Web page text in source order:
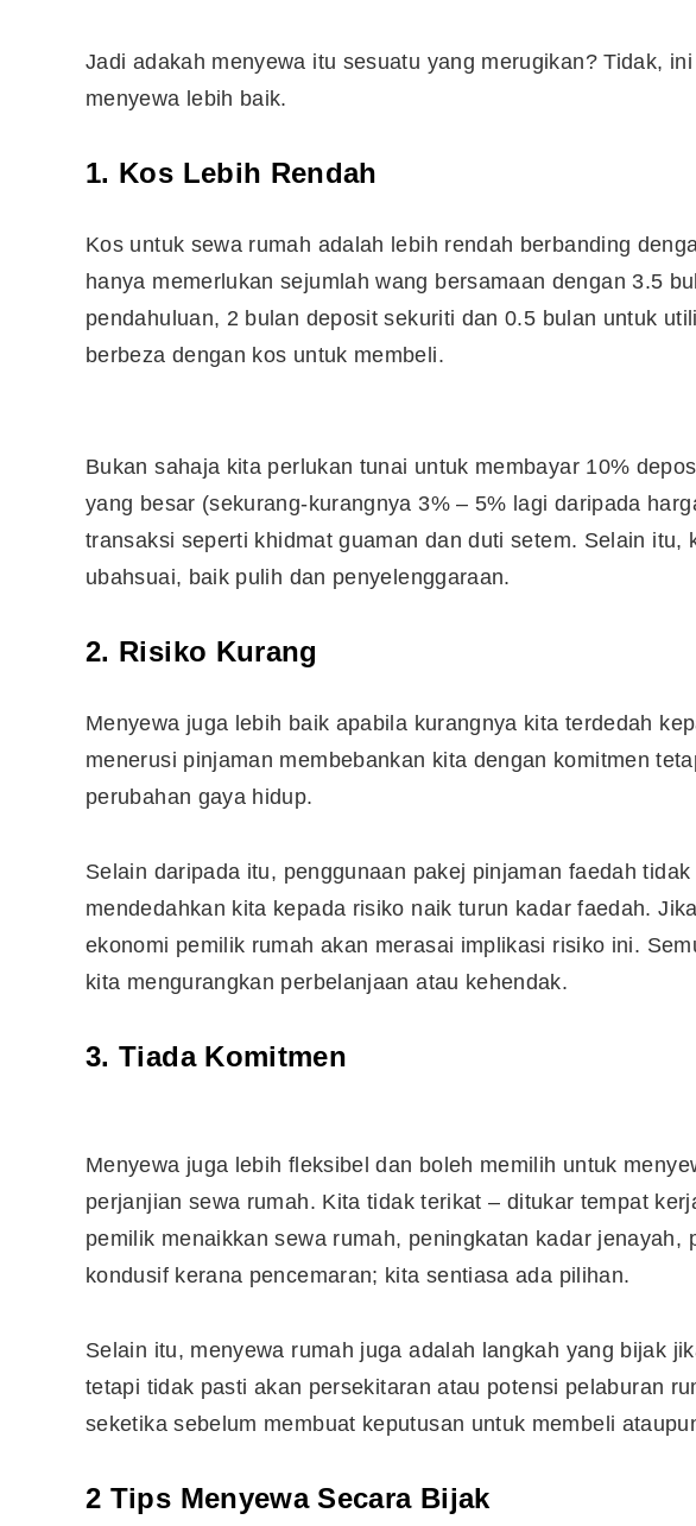
Jadi adakah menyewa itu sesuatu yang merugikan? Tidak,
menyewa lebih baik.
1. Kos Lebih Rendah
Kos untuk sewa rumah adalah lebih rendah berbanding
hanya memerlukan sejumlah wang bersamaan dengan 3.5
pendahuluan, 2 bulan deposit sekuriti dan 0.5 bulan untuk
berbeza dengan kos untuk membeli.
Bukan sahaja kita perlukan tunai untuk membayar 10%
yang besar (sekurang-kurangnya 3% – 5% lagi daripada
transaksi seperti khidmat guaman dan duti setem. Selain itu,
ubahsuai, baik pulih dan penyelenggaraan.
2. Risiko Kurang
Menyewa juga lebih baik apabila kurangnya kita terdedah
menerusi pinjaman membebankan kita dengan komitmen
perubahan gaya hidup.
Selain daripada itu, penggunaan pakej pinjaman faedah
mendedahkan kita kepada risiko naik turun kadar faedah.
ekonomi pemilik rumah akan merasai implikasi risiko ini.
kita mengurangkan perbelanjaan atau kehendak.
3. Tiada Komitmen
Menyewa juga lebih fleksibel dan boleh memilih untuk
perjanjian sewa rumah. Kita tidak terikat – ditukar tempat
pemilik menaikkan sewa rumah, peningkatan kadar jenayah,
kondusif kerana pencemaran; kita sentiasa ada pilihan.
Selain itu, menyewa rumah juga adalah langkah yang bijak
tetapi tidak pasti akan persekitaran atau potensi pelaburan
seketika sebelum membuat keputusan untuk membeli
2 Tips Menyewa Secara Bijak
Editor Picks
Ini 15 Panduan Beginner
Perlu Tahu Tentang Pelaburan
Telefon Seorang Pelabur